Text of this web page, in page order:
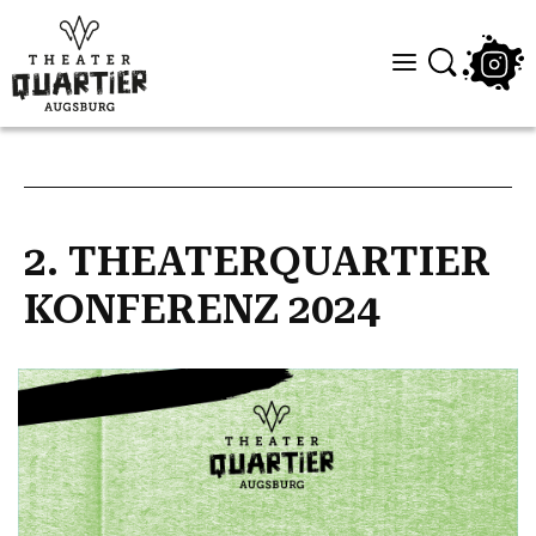
2. THEATERQUARTIER
KONFERENZ 2024